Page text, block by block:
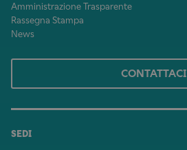
Amministrazione Trasparente
Rassegna Stampa
News
SEDI
CONTATTACI